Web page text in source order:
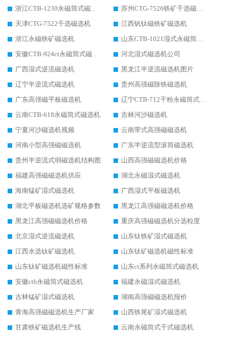
浙江CTB-1230永磁筒式磁选机生产厂家
苏州CTG-7526铁矿干选磁选机
天津CTG-7522干选磁选机
江西钒钛磁铁矿磁选机
浙江永磁铁矿磁选机
山东CTB-1021湿式永磁筒式磁选机
安徽CTB-924ct永磁筒式磁选机
河北湿式磁选机公司
广西湿式逆流磁选机
黑龙江半逆流磁选机图片
辽宁半逆流式磁选机
贵州高强磁除铁磁选机
广东高强磁平板磁选机
辽宁CTB-712干粉永磁筒式磁选机
云南CTB-618永磁筒式磁选机
吉林河沙磁选机
宁夏河沙磁选机视频
云南带式高强磁磁选机
河南小型高强磁磁选机
广东半逆流型滚筒磁选机
贵州半逆流式弱磁选机结构图
山西高强磁磁选机价格
福建高强磁磁选机供应
湖北永磁湿式磁选机
海南锰矿湿式磁选机
广西湿式平板磁选机
湖北平板磁选机选矿规格参数
黑龙江高强磁磁选机价格
黑龙江高强磁磁选机价格
重庆高强磁磁选机分选粒度
北京湿式逆流磁选机
山东钛铁矿湿式磁选机
江西水选钛矿磁选机
山东钛矿磁选机磁性标准
山东钛矿磁选机磁性标准
山东ct系列永磁筒式磁选机
安徽ctb永磁筒式磁选机
福建永磁湿式磁选机
吉林锰矿湿式磁选机
湖南高强磁磁选机报价
青海高强磁磁选机生产厂家
山西铁尾矿湿式磁选机
甘肃铁矿磁选机生产线
云南永磁筒式干式磁选机